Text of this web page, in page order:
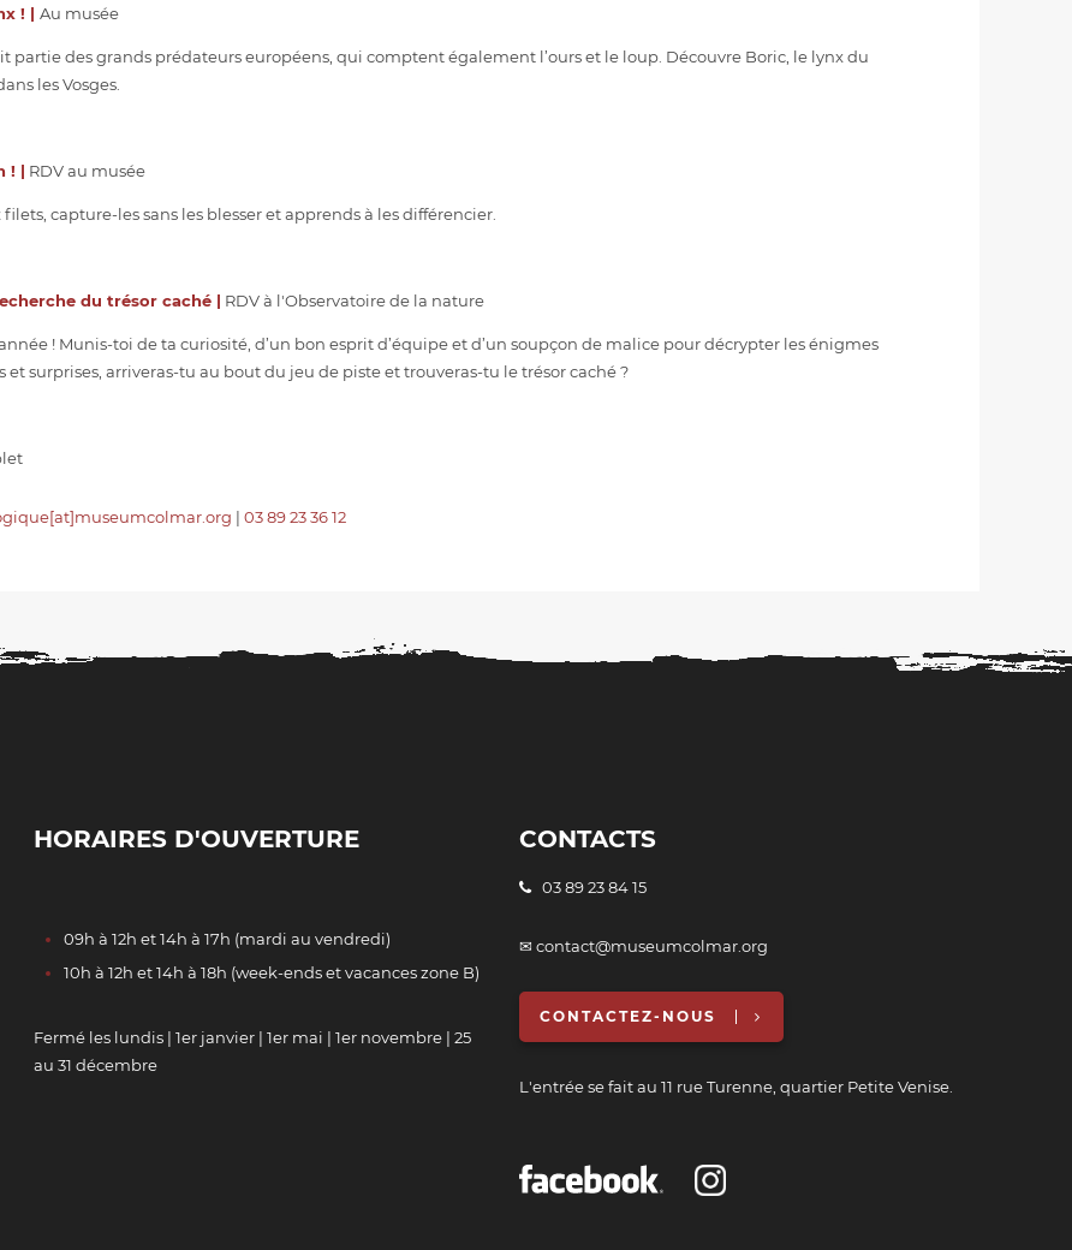
! | Au musée
partie des grands prédateurs européens, qui comptent également l’ours et le loup. Découvre Boric, le lynx du
les Vosges.
! | RDV au musée
capture-les sans les blesser et apprends à les différencier.
du trésor caché | RDV à l'Observatoire de la nature
! Munis-toi de ta curiosité, d’un bon esprit d’équipe et d’un soupçon de malice pour décrypter les énigmes
et surprises, arriveras-tu au bout du jeu de piste et trouveras-tu le trésor caché ?
| 03 89 23 36 12
HORAIRES D'OUVERTURE
09h à 12h et 14h à 17h (mardi au vendredi)
10h à 12h et 14h à 18h (week-ends et vacances zone B)
Fermé les lundis | 1er janvier | 1er mai | 1er novembre | 25
au 31 décembre
CONTACTS
03 89 23 84 15
✉ contact@museumcolmar.org
CONTACTEZ-NOUS
L'entrée se fait au 11 rue Turenne, quartier Petite Venise.